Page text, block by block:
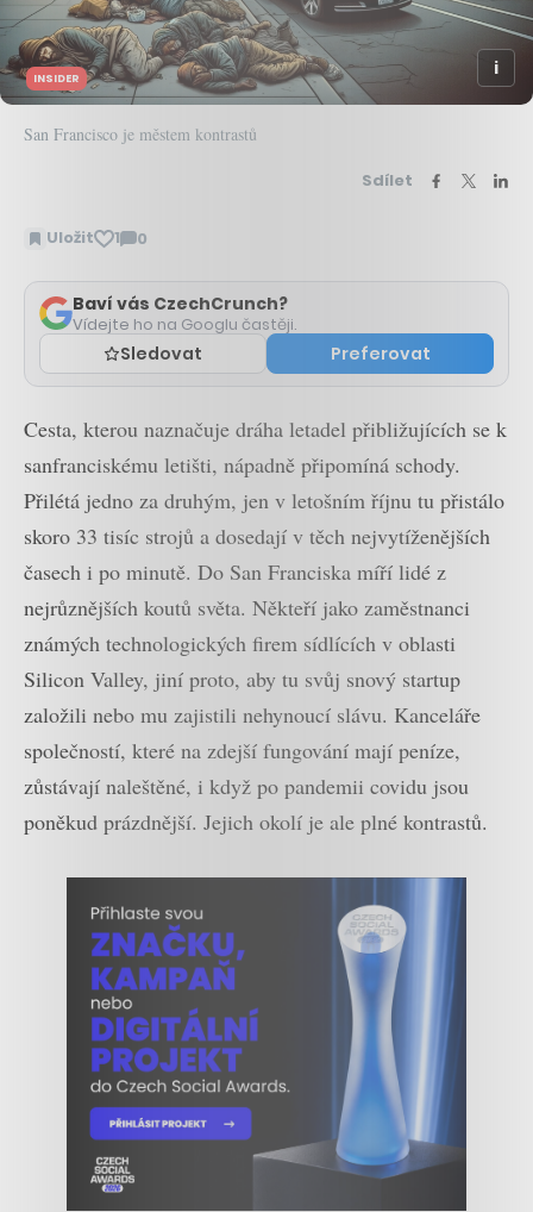
INSIDER
San Francisco je městem kontrastů
Sdílet
Uložit 1 0
Zobrazit
Baví vás CzechCrunch?
Vídejte ho na Googlu častěji.
Sledovat Preferovat
Cesta, kterou naznačuje dráha letadel přibližujících se k
sanfranciskému letišti, nápadně připomíná schody.
Přilétá jedno za druhým, jen v letošním říjnu tu přistálo
skoro 33 tisíc strojů a dosedají v těch nejvytíženějších
časech i po minutě. Do San Franciska míří lidé z
nejrůznějších koutů světa. Někteří jako zaměstnanci
známých technologických firem sídlících v oblasti
Silicon Valley, jiní proto, aby tu svůj snový startup
založili nebo mu zajistili nehynoucí slávu. Kanceláře
společností, které na zdejší fungování mají peníze,
zůstávají naleštěné, i když po pandemii covidu jsou
poněkud prázdnější. Jejich okolí je ale plné kontrastů.